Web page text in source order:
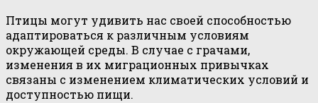
Птицы могут удивить нас своей способностью
адаптироваться к различным условиям
окружающей среды. В случае с грачами,
изменения в их миграционных привычках
связаны с изменением климатических условий и
доступностью пищи.